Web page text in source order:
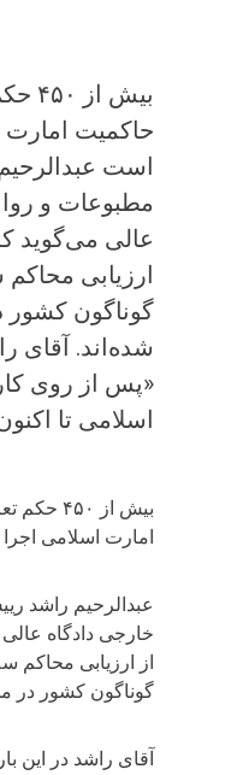
بیش
حاکمیت
است
مطبوعات و
عالی می‌گوید
ارزیابی
گوناگون کشور
شده‌اند. آقای
«پس از روی
اسلامی تا
بیش از
امارت اسلامی
عبدالرحیم راشد
خارجی دادگاه
از ارزیابی محاکم
گوناگون کشور در
آقای راشد در این